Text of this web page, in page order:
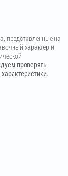
представленные на
характер и
проверять